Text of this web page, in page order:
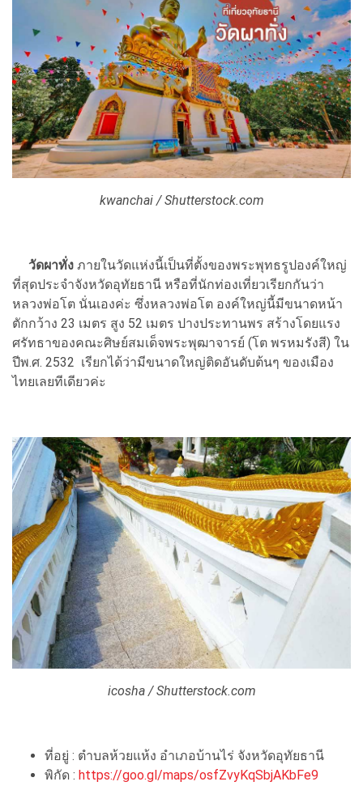
kwanchai / Shutterstock.com
วัดผาทั่ง ภายในวัดแห่งนี้เป็นที่ตั้งของพระพุทธรูปองค์ใหญ่
ที่สุดประจำจังหวัดอุทัยธานี หรือที่นักท่องเที่ยวเรียกกันว่า
หลวงพ่อโต นั่นเองค่ะ ซึ่งหลวงพ่อโต องค์ใหญ่นี้มีขนาดหน้า
ตักกว้าง 23 เมตร สูง 52 เมตร ปางประทานพร สร้างโดยแรง
ศรัทธาของคณะศิษย์สมเด็จพระพุฒาจารย์ (โต พรหมรังสี) ใน
ปีพ.ศ. 2532 เรียกได้ว่ามีขนาดใหญ่ติดอันดับต้นๆ ของเมือง
ไทยเลยทีเดียวค่ะ
icosha / Shutterstock.com
ที่อยู่ : ตำบลห้วยแห้ง อำเภอบ้านไร่ จังหวัดอุทัยธานี
พิกัด : https://goo.gl/maps/osfZvyKqSbjAKbFe9